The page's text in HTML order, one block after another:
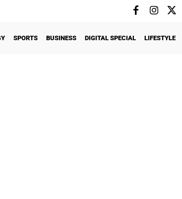
SPORTS BUSINESS DIGITAL SPECIAL LIFESTYLE